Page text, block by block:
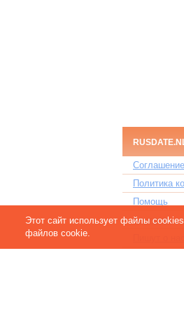
Соглашение
Политика
Помощь
Контакты
Этот сайт использует файлы
файлов cookie.